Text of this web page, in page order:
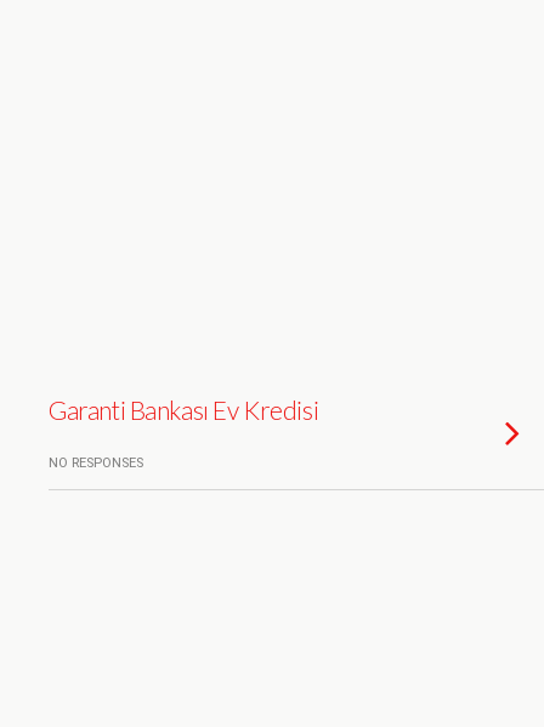
Garanti Bankası Ev Kredisi
NO RESPONSES